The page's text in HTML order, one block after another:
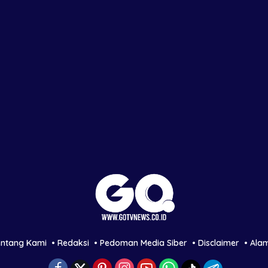
Kami Redaksi Pedoman Media Siber Disclaimer